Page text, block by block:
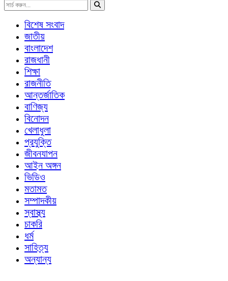
বিশেষ সংবাদ
জাতীয়
বাংলাদেশ
রাজধানী
শিক্ষা
রাজনীতি
আন্তর্জাতিক
বাণিজ্য
বিনোদন
খেলাধুলা
প্রযুক্তি
জীবনযাপন
আইন অঙ্গন
ভিডিও
মতামত
সম্পাদকীয়
স্বাস্থ্য
চাকরি
ধর্ম
সাহিত্য
অন্যান্য